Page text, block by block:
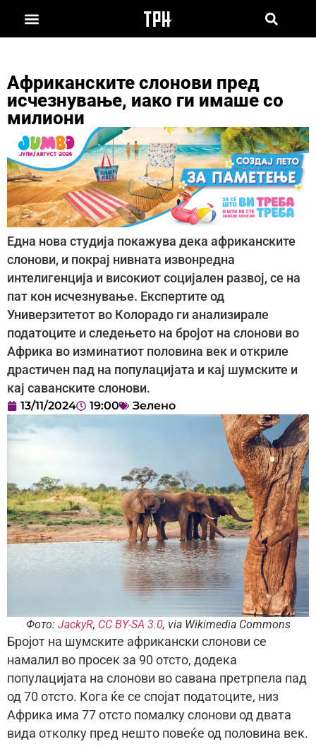
Африканските слонови пред
исчезнување, иако ги имаше со
милиони
Една нова студија покажува дека африканските
слонови, и покрај нивната извонредна
интелигенција и високиот социјален развој, се на
пат кон исчезнување. Експертите од
Универзитетот во Колорадо ги анализирале
податоците и следењето на бројот на слонови во
Африка во изминатиот половина век и откриле
драстичен пад на популацијата и кај шумските и
кај саванските слонови.
13/11/2024 19:00 Зелено
Фото: JackyR, CC BY-SA 3.0, via Wikimedia Commons
Бројот на шумските африкански слонови се
намалил во просек за 90 отсто, додека
популацијата на слонови во савана претрпела пад
од 70 отсто. Кога ќе се спојат податоците, низ
Африка има 77 отсто помалку слонови од двата
вида отколку пред нешто повеќе од половина век.